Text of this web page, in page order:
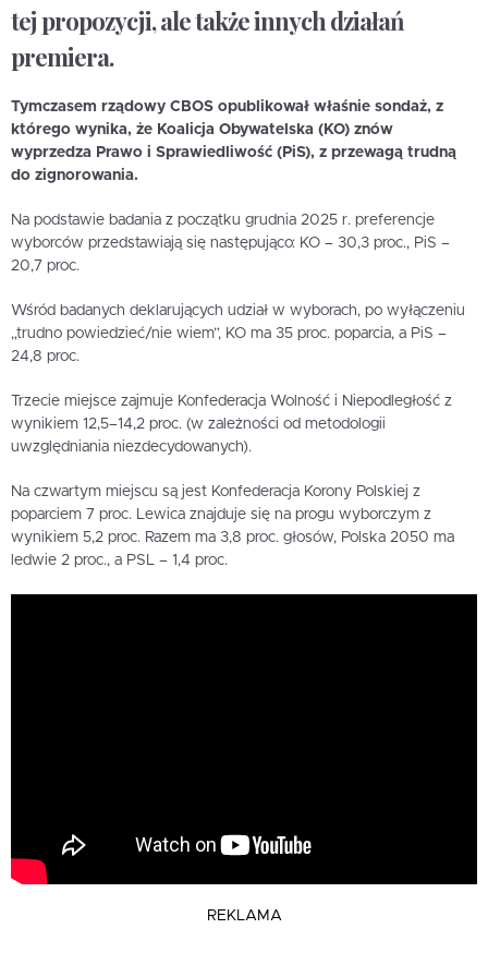
tej propozycji, ale także innych działań
premiera.
Tymczasem rządowy CBOS opublikował właśnie sondaż, z
którego wynika, że Koalicja Obywatelska (KO) znów
wyprzedza Prawo i Sprawiedliwość (PiS), z przewagą trudną
do zignorowania.
Na podstawie badania z początku grudnia 2025 r. preferencje
wyborców przedstawiają się następująco: KO – 30,3 proc., PiS –
20,7 proc.
Wśród badanych deklarujących udział w wyborach, po wyłączeniu
„trudno powiedzieć/nie wiem”, KO ma 35 proc. poparcia, a PiS –
24,8 proc.
Trzecie miejsce zajmuje Konfederacja Wolność i Niepodległość z
wynikiem 12,5–14,2 proc. (w zależności od metodologii
uwzględniania niezdecydowanych).
Na czwartym miejscu są jest Konfederacja Korony Polskiej z
poparciem 7 proc. Lewica znajduje się na progu wyborczym z
wynikiem 5,2 proc. Razem ma 3,8 proc. głosów, Polska 2050 ma
ledwie 2 proc., a PSL – 1,4 proc.
REKLAMA